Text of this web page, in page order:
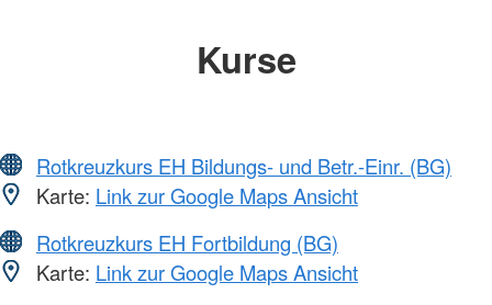
Kurse
Rotkreuzkurs EH Bildungs- und Betr.-Einr. (BG)
Karte: Link zur Google Maps Ansicht
Rotkreuzkurs EH Fortbildung (BG)
Karte: Link zur Google Maps Ansicht